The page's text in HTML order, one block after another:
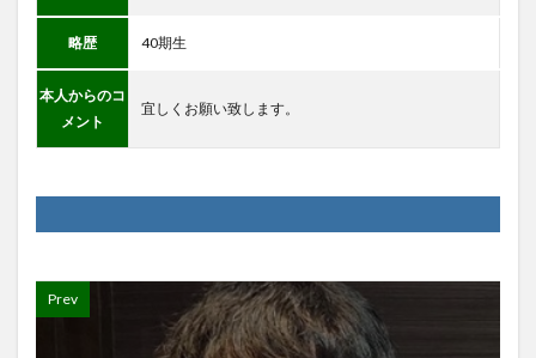
略歴 40期生
本人からのコ
メント
宜しくお願い致します。
Prev